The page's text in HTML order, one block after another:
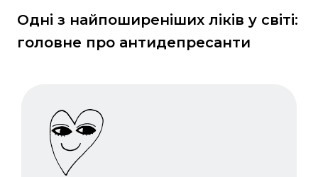
Одні з найпоширеніших ліків у світі:
головне про антидепресанти